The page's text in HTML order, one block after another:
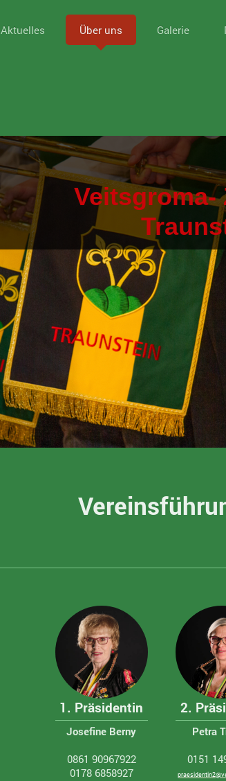
Aktuelles Über uns Galerie
Veitsgroma-
1. Präsidentin
Josefine Berny
0861 90967922
0178 6858927
2.
Petra
0151